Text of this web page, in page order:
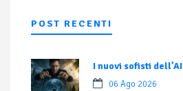
POST RECENTI
I nuovi sofisti dell’AI
06 Ago 2026